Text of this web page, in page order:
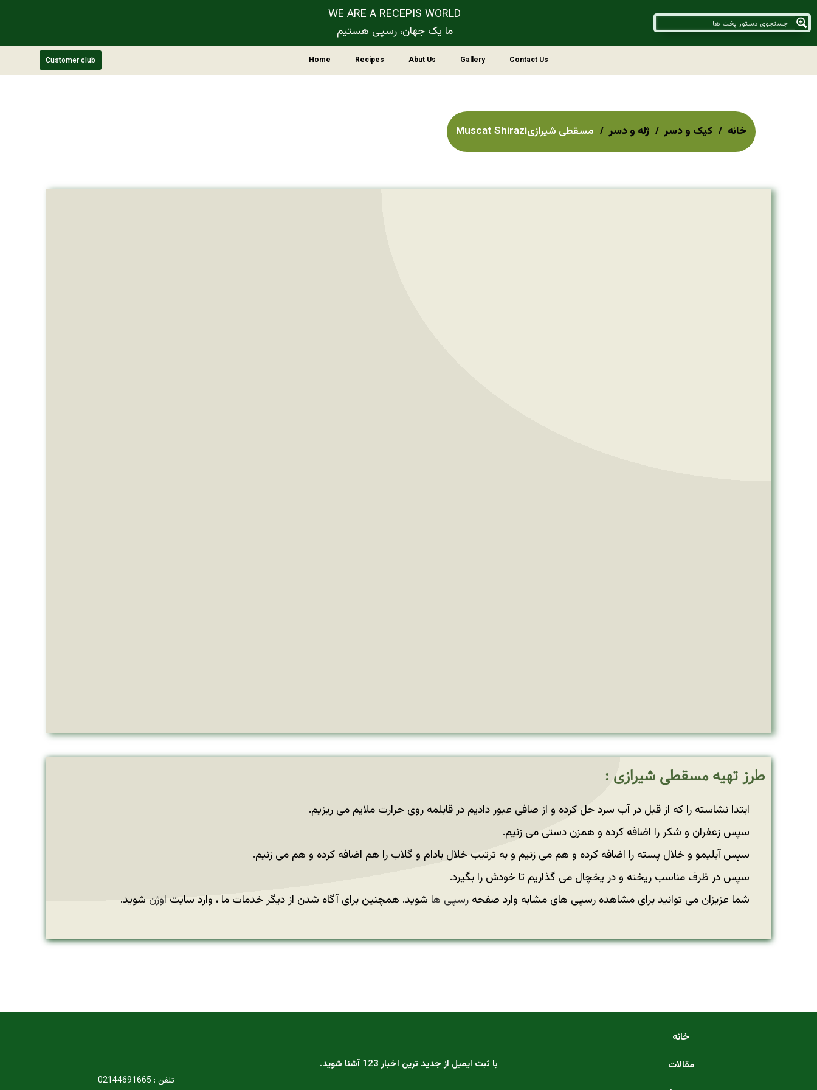
WE ARE A RECEPIS WORLD
ما یک جهان، رسپی هستیم
Contact Us
Gallery
Abut Us
Recipes
Home
Customer club
خانه کیک و دسر ژله و دسر مسقطی شیرازیMuscat Shirazi
طرز تهیه مسقطی شیرازی :
ابتدا نشاسته را که از قبل در آب سرد حل کرده و از صافی عبور دادیم در قابلمه روی حرارت ملایم می ریزیم.
سپس زعفران و شکر را اضافه کرده و همزن دستی می زنیم.
سپس آبلیمو و خلال پسته را اضافه کرده و هم می زنیم و به ترتیب خلال بادام و گلاب را هم اضافه کرده و هم می زنیم.
سپس در ظرف مناسب ریخته و در یخچال می گذاریم تا خودش را بگیرد.
شما عزیزان می توانید برای مشاهده رسپی های مشابه وارد صفحه رسپی ها شوید. همچنین برای آگاه شدن از دیگر خدمات ما ، وارد سایت اوژن شوید.
خانه
مقالات
با ثبت ایمیل از جدید ترین اخبار 123 آشنا شوید.
تلفن : 02144691665